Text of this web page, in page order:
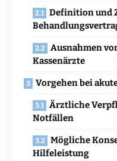
Definition und
Ausnahmen
Kassenärzte
Vorgehen bei
Ärztliche
Notfällen
Mögliche
Hilfeleistung